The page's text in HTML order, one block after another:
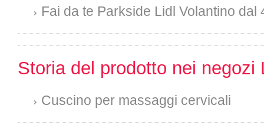
Fai da te Parkside Lidl Volantino dal
Storia del prodotto nei negozi
Cuscino per massaggi cervicali